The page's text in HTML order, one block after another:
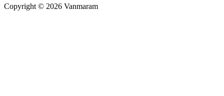
Copyright © 2026 Vanmaram